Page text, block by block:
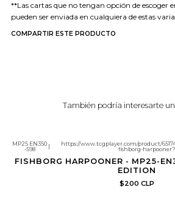
**Las cartas que no tengan opción de escoger
pueden ser enviada en cualquiera de estas
COMPARTIR ESTE PRODUCTO
También podría interesarte
MP25 EN350
-598
|
https://www.tcgplayer.com/product/
fishborg-
FISHBORG HARPOONER - MP25-
EDITION
$200 CLP